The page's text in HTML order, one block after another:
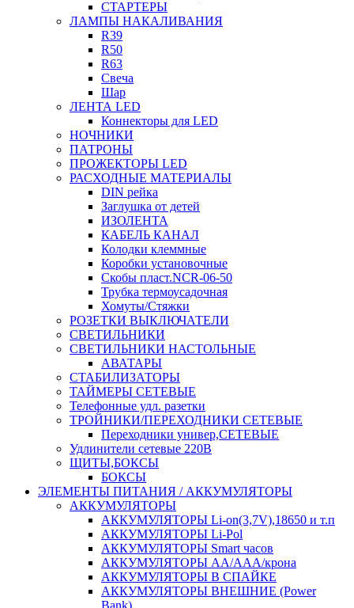
СТАРТЕРЫ
ЛАМПЫ НАКАЛИВАНИЯ
R39
R50
R63
Свеча
Шар
ЛЕНТА LED
Коннекторы для LED
НОЧНИКИ
ПАТРОНЫ
ПРОЖЕКТОРЫ LED
РАСХОДНЫЕ МАТЕРИАЛЫ
DIN рейка
Заглушка от детей
ИЗОЛЕНТА
КАБЕЛЬ КАНАЛ
Колодки клеммные
Коробки установочные
Скобы пласт.NCR-06-50
Трубка термоусадочная
Хомуты/Стяжки
РОЗЕТКИ ВЫКЛЮЧАТЕЛИ
СВЕТИЛЬНИКИ
СВЕТИЛЬНИКИ НАСТОЛЬНЫЕ
АВАТАРЫ
СТАБИЛИЗАТОРЫ
ТАЙМЕРЫ СЕТЕВЫЕ
Телефонные удл. разетки
ТРОЙНИКИ/ПЕРЕХОДНИКИ СЕТЕВЫЕ
Переходники универ,СЕТЕВЫЕ
Удлинители сетевые 220В
ЩИТЫ,БОКСЫ
БОКСЫ
ЭЛЕМЕНТЫ ПИТАНИЯ / АККУМУЛЯТОРЫ
АККУМУЛЯТОРЫ
АККУМУЛЯТОРЫ Li-on(3,7V),18650 и т.п
АККУМУЛЯТОРЫ Li-Pol
АККУМУЛЯТОРЫ Smart часов
АККУМУЛЯТОРЫ АА/ААА/крона
АККУМУЛЯТОРЫ В СПАЙКЕ
АККУМУЛЯТОРЫ ВНЕШНИЕ (Power
Bank)